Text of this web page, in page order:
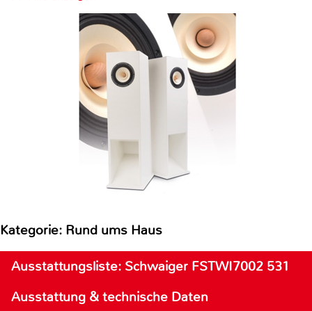
Kategorie: Rund ums Haus
Ausstattungsliste: Schwaiger FSTWI7002 531
Ausstattung & technische Daten